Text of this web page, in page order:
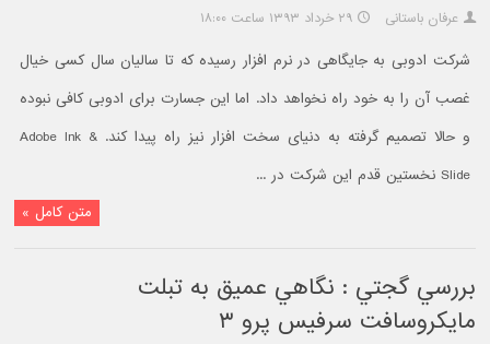
عرفان باستانی ۲۹ خرداد ۱۳۹۳ ساعت ۱۸:۰۰
شرکت ادوبی به جایگاهی در نرم افزار رسیده که تا سالیان سال کسی خیال
غصب آن را به خود راه نخواهد داد. اما این جسارت برای ادوبی کافی نبوده
و حالا تصمیم گرفته به دنیای سخت افزار نیز راه پیدا کند. Adobe Ink &
Slide نخستین قدم این شرکت در ...
متن کامل »
بررسي گجتي : نگاهي عميق به تبلت
مايکروسافت سرفيس پرو ۳